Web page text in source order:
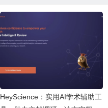
HeyScience：实用AI学术辅助工